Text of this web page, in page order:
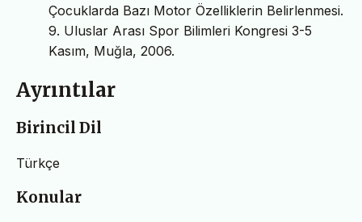
Çocuklarda Bazı Motor Özelliklerin Belirlenmesi.
9. Uluslar Arası Spor Bilimleri Kongresi 3-5
Kasım, Muğla, 2006.
Ayrıntılar
Birincil Dil
Türkçe
Konular